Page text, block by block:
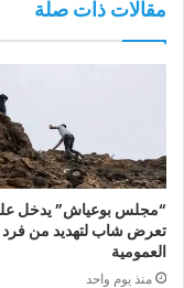
مقالات ذات صلة
“مجلس بوعياش” يدخل
تعرض شاب لتهديد من فرد
العمومية
منذ يوم واحد